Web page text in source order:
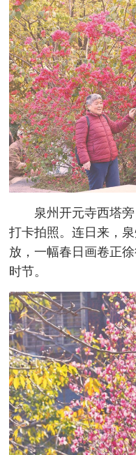
泉州开元寺西塔
打卡拍照。连日来，
放，一幅春日画卷正
时节。